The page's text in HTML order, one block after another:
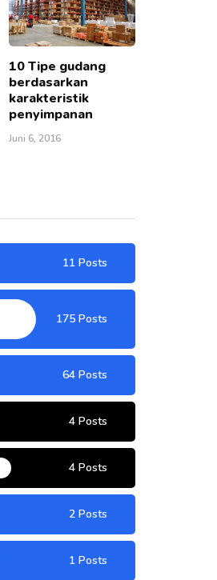
10 Tipe gudang
berdasarkan
karakteristik
penyimpanan
Juni 6, 2016
11 Posts
175 Posts
64 Posts
4 Posts
4 Posts
2 Posts
1 Posts